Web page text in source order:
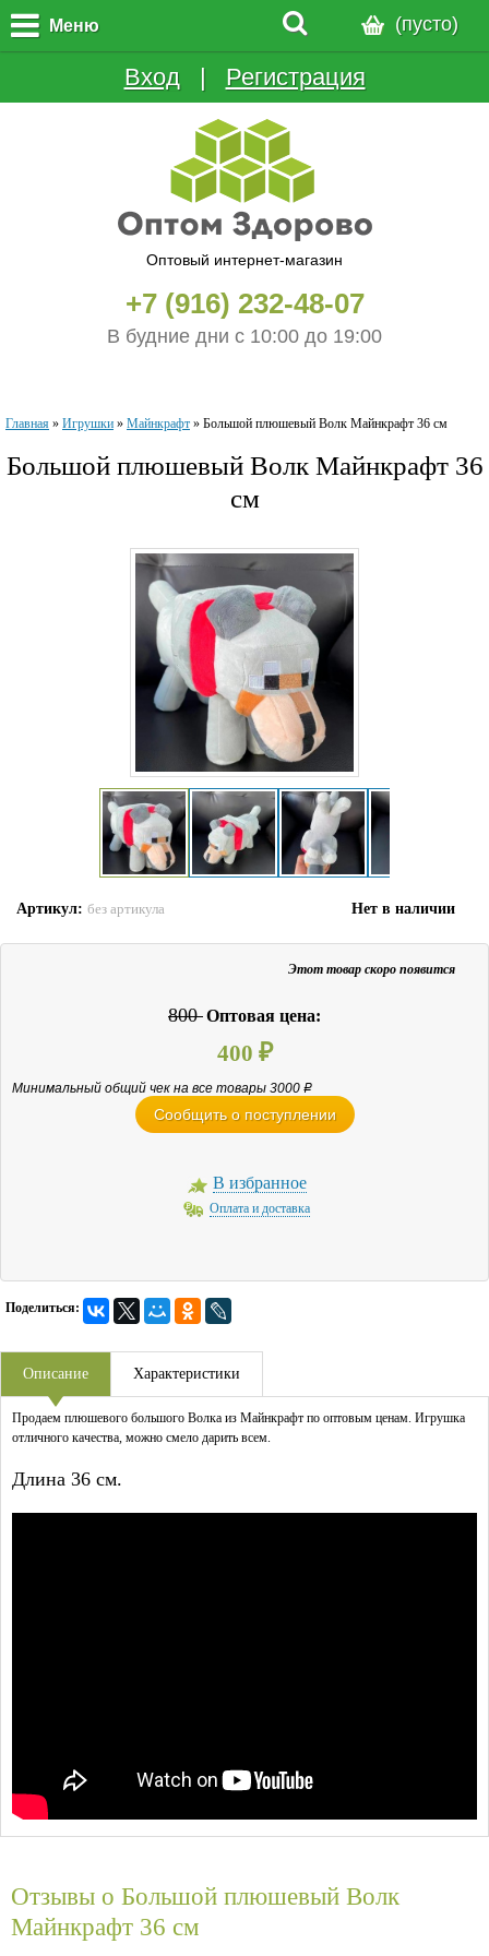
Вход
  |
Регистрация
(пусто)
Оптовый интернет-магазин
+7 (916) 232-48-07
В будние дни с 10:00 до 19:00
Меню
Главная » Игрушки » Майнкрафт » Большой плюшевый Волк Майнкрафт 36 см
Большой плюшевый Волк Майнкрафт 36
см
Артикул: без артикула Нет в наличии
Этот товар скоро появится
800Оптовая цена:
400 ₽
Минимальный общий чек на все товары 3000 Р
Сообщить о поступлении
В избранное
Оплата и доставка
Поделиться:
Описание Характеристики
Продаем плюшевого большого Волка из Майнкрафт по оптовым ценам. Игрушка
отличного качества, можно смело дарить всем.
Длина 36 см.
Отзывы о Большой плюшевый Волк
Майнкрафт 36 см